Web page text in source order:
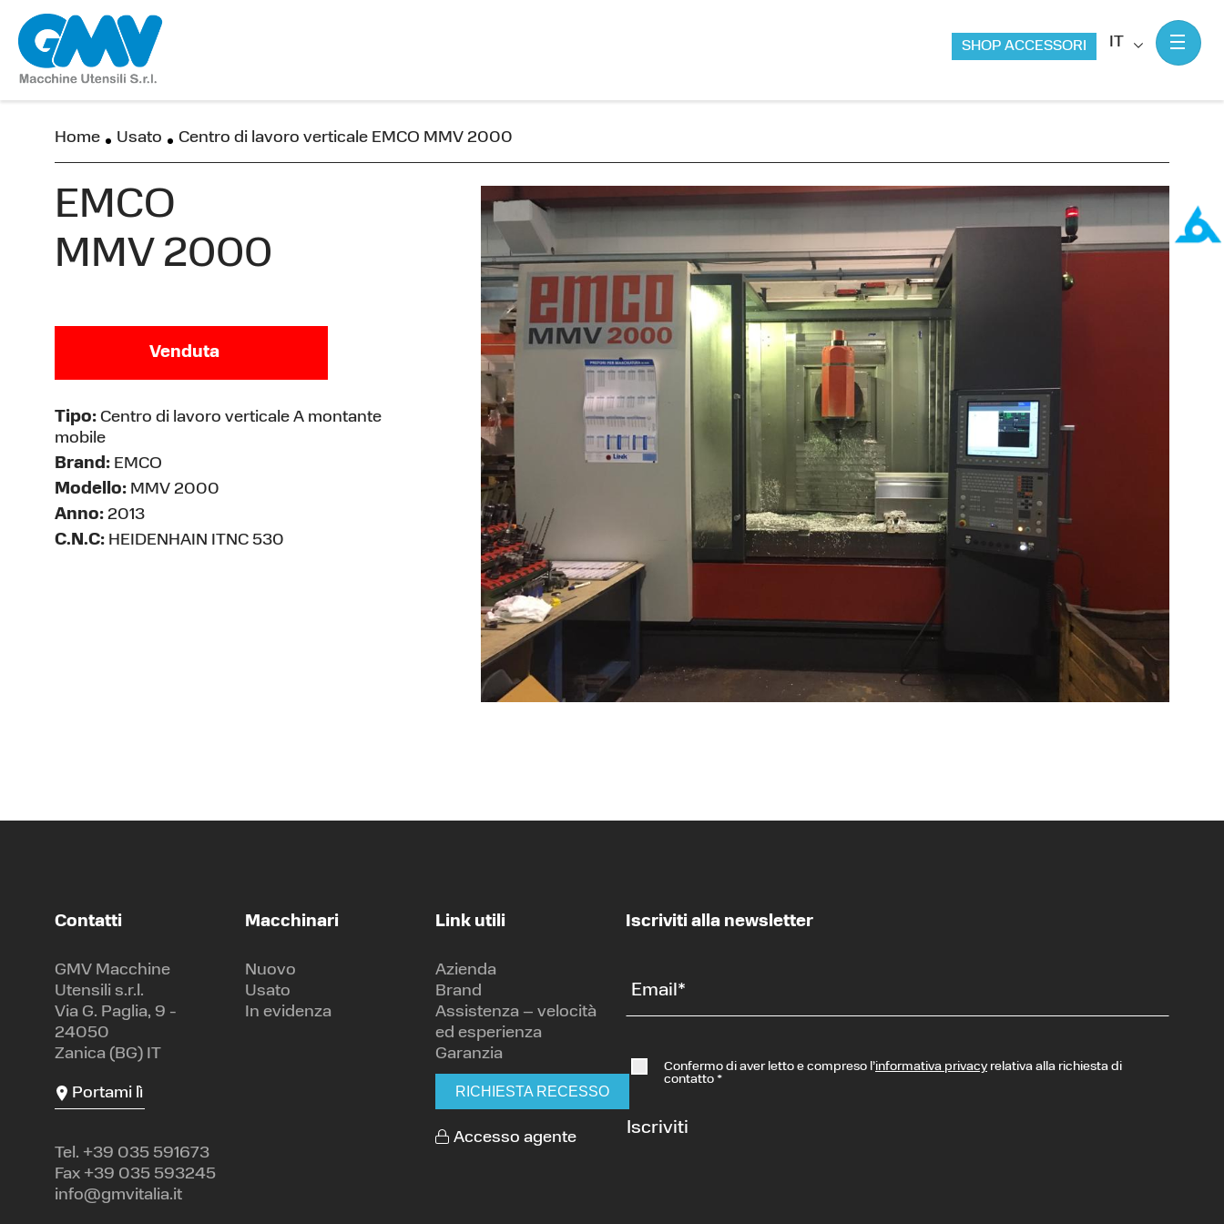
IT
SHOP ACCESSORI
Home Usato Centro di lavoro verticale EMCO MMV 2000
EMCO
MMV 2000
Venduta
Tipo: Centro di lavoro verticale A montante
mobile
Brand: EMCO
Modello: MMV 2000
Anno: 2013
C.N.C: HEIDENHAIN ITNC 530
Contatti
GMV Macchine
Utensili s.r.l.
Via G. Paglia, 9 -
24050
Zanica (BG) IT
Portami lì
Tel. +39 035 591673
Fax +39 035 593245
info@gmvitalia.it
Macchinari
Nuovo
Usato
In evidenza
Link utili
Azienda
Brand
Assistenza – velocità
ed esperienza
Garanzia
RICHIESTA RECESSO
Accesso agente
Iscriviti alla newsletter
Email*
Confermo di aver letto e compreso l’informativa privacyrelativa alla richiesta di
contatto *
Iscriviti